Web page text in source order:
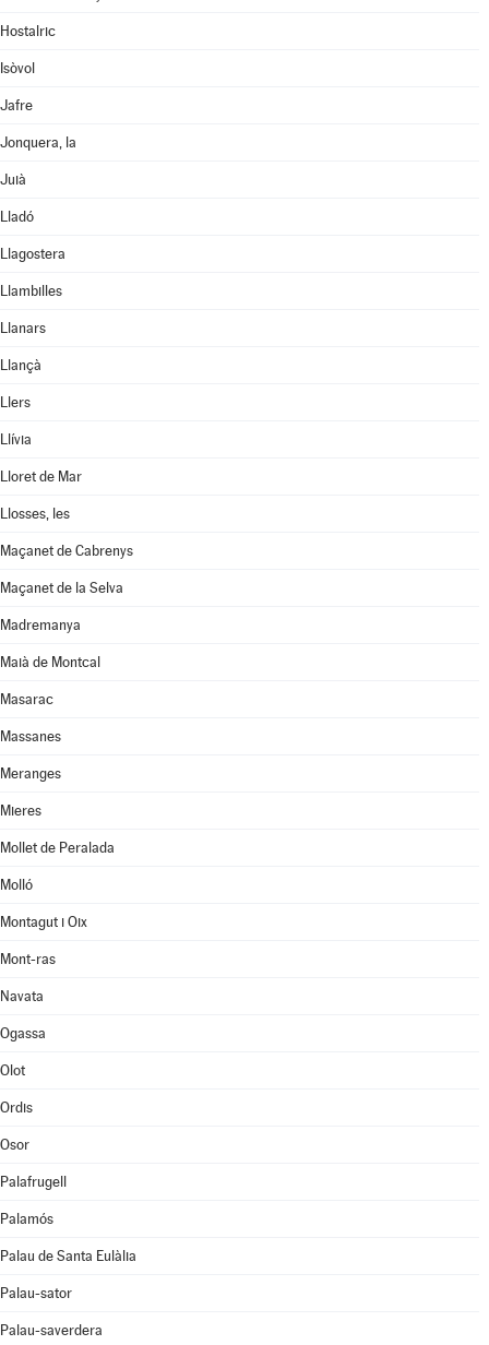
Hostalric
Isòvol
Jafre
Jonquera, la
Juià
Lladó
Llagostera
Llambilles
Llanars
Llançà
Llers
Llívia
Lloret de Mar
Llosses, les
Maçanet de Cabrenys
Maçanet de la Selva
Madremanya
Maià de Montcal
Masarac
Massanes
Meranges
Mieres
Mollet de Peralada
Molló
Montagut i Oix
Mont-ras
Navata
Ogassa
Olot
Ordis
Osor
Palafrugell
Palamós
Palau de Santa Eulàlia
Palau-sator
Palau-saverdera